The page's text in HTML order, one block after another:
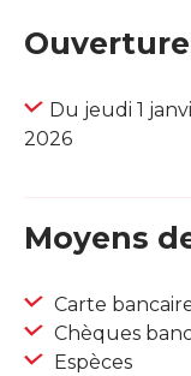
Ouverture
Du jeudi 1
2026
Moyens
Carte
Chèques
Espèces